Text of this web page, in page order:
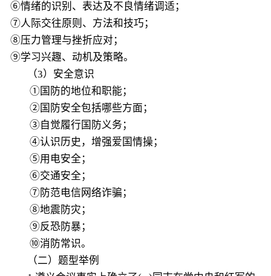
⑥情绪的识别、表达及不良情绪调适；
⑦人际交往原则、方法和技巧；
⑧压力管理与挫折应对；
⑨学习兴趣、动机及策略。
（3）安全意识
①国防的地位和职能；
②国防安全包括哪些方面；
③自觉履行国防义务；
④认识历史，增强爱国情操；
⑤用电安全；
⑥交通安全；
⑦防范电信网络诈骗；
⑧地震防灾；
⑨反恐防暴；
⑩消防常识。
（二）题型举例